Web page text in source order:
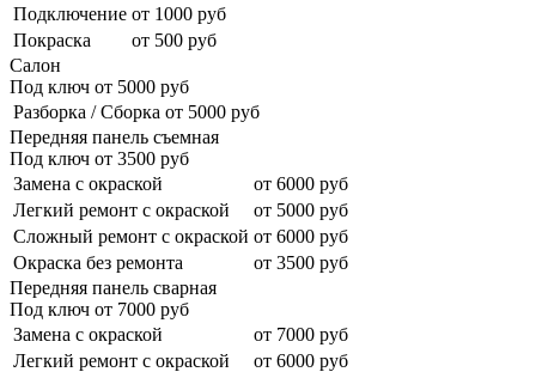
Подключение от 1000 руб
Покраска
от 500 руб
Салон
Под ключ от 5000 руб
Разборка / Сборка от 5000 руб
Передняя панель съемная
Под ключ от 3500 руб
Замена с окраской
от 6000 руб
Легкий ремонт с окраской
от 5000 руб
Сложный ремонт с окраской от 6000 руб
Окраска без ремонта
от 3500 руб
Передняя панель сварная
Под ключ от 7000 руб
Замена с окраской
от 7000 руб
Легкий ремонт с окраской
от 6000 руб